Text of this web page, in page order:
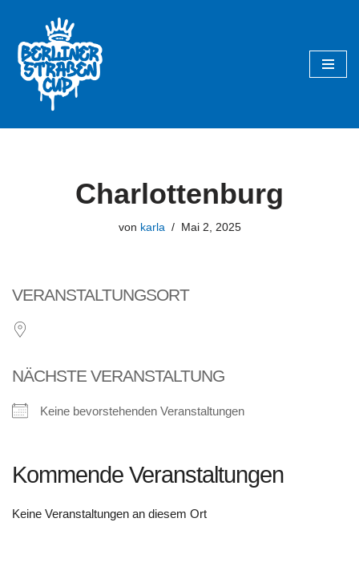
Zum
Inhalt
springen
Charlottenburg
von karla Mai 2, 2025
VERANSTALTUNGSORT
NÄCHSTE VERANSTALTUNG
Keine bevorstehenden Veranstaltungen
Kommende Veranstaltungen
Keine Veranstaltungen an diesem Ort